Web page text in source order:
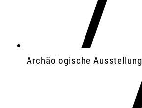
Archäologische Ausstellung